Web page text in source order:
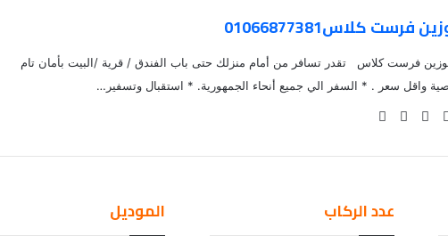
فرست كلاس01066877381
فرست كلاس تقدر تسافر من أمام منزلك حتى باب الفندق / قرية /البيت بأمان تام
واقل سعر . * السفر الي جميع أنحاء الجمهورية. * استقبال وتسفير…
عدد الركاب الموديل